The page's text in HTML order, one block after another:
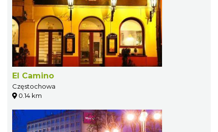
El Camino
Częstochowa
0.14 km